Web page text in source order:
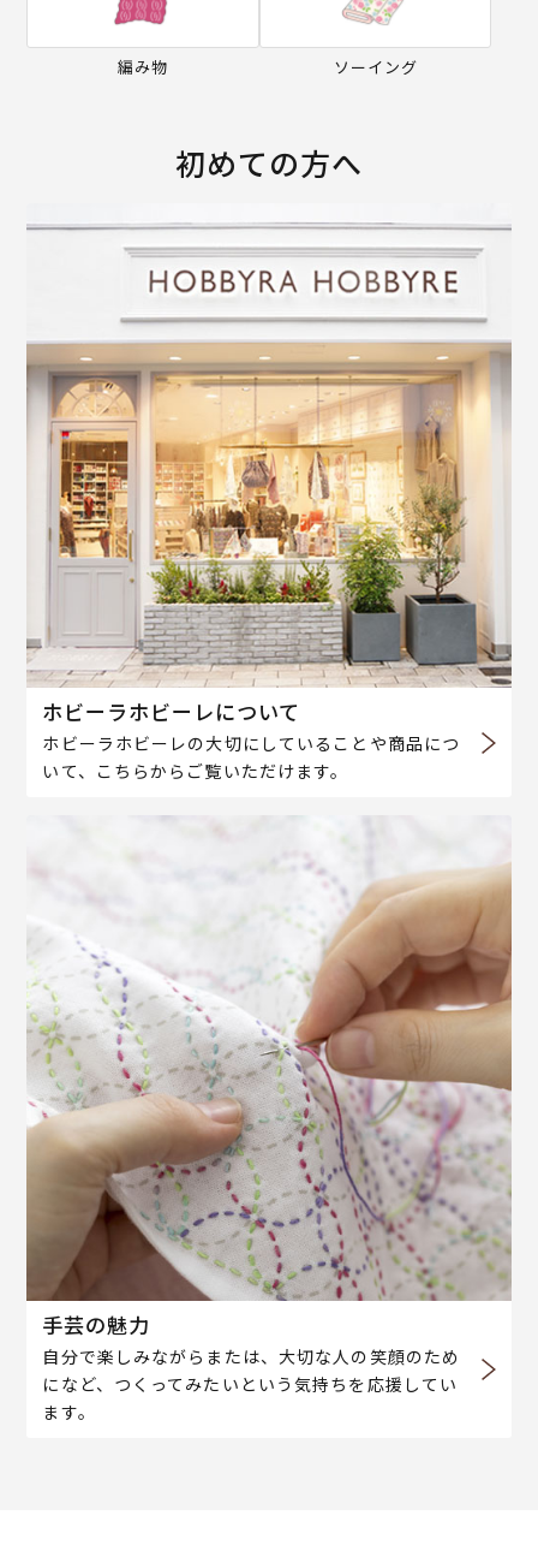
編み物 ソーイング
初めての方へ
ホビーラホビーレについて
ホビーラホビーレの大切にしていることや商品につ
いて、こちらからご覧いただけます。
手芸の魅力
自分で楽しみながらまたは、大切な人の笑顔のため
になど、つくってみたいという気持ちを応援してい
ます。